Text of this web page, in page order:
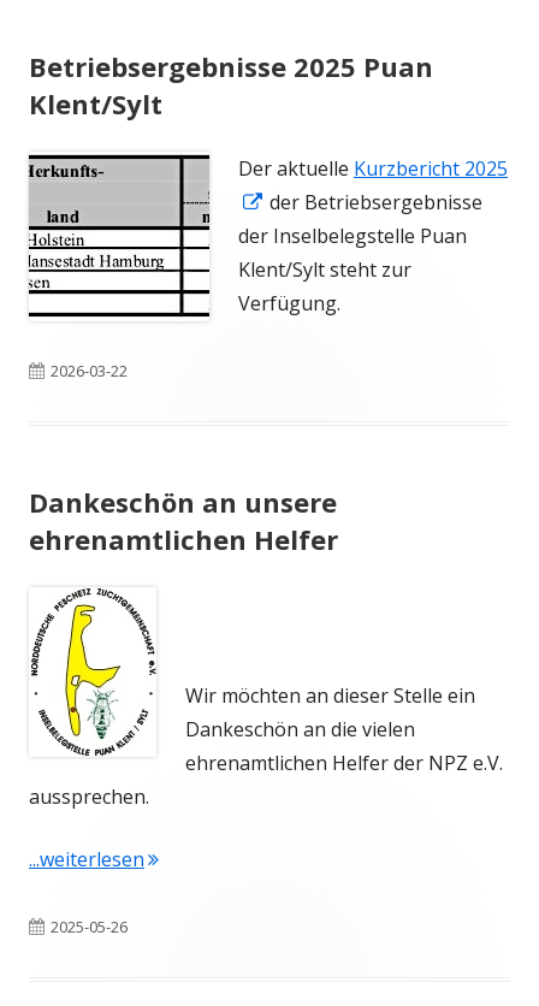
Betriebsergebnisse 2025 Puan
Klent/Sylt
Der aktuelle Kurzbericht 2025
In
neuem
Fenster
öffnen
der Betriebsergebnisse
der Inselbelegstelle Puan
Klent/Sylt steht zur
Verfügung.
Veröffentlicht
2026-03-22
Dankeschön an unsere
ehrenamtlichen Helfer
Wir möchten an dieser Stelle ein
Dankeschön an die vielen
ehrenamtlichen Helfer der NPZ e.V.
aussprechen.
...weiterlesen"Dankeschön an unsere ehrenamtlichen
Veröffentlicht
2025-05-26